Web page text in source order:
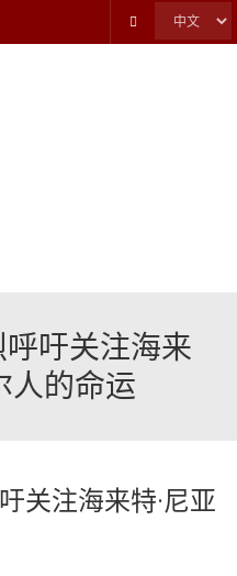
吁关注海来
人的命运
关注海来特·尼亚